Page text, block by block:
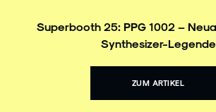
Superbooth 25: PPG 1002 –
Synthesizer-Legende
ZUM ARTIKEL